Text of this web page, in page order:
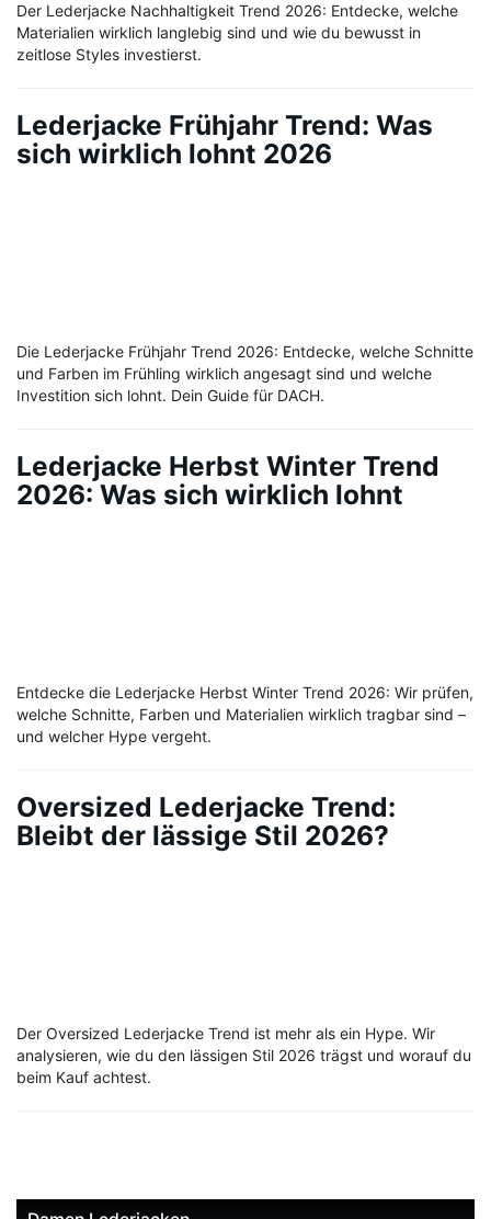
Der Lederjacke Nachhaltigkeit Trend 2026: Entdecke, welche
Materialien wirklich langlebig sind und wie du bewusst in
zeitlose Styles investierst.
Lederjacke Frühjahr Trend: Was
sich wirklich lohnt 2026
Die Lederjacke Frühjahr Trend 2026: Entdecke, welche Schnitte
und Farben im Frühling wirklich angesagt sind und welche
Investition sich lohnt. Dein Guide für DACH.
Lederjacke Herbst Winter Trend
2026: Was sich wirklich lohnt
Entdecke die Lederjacke Herbst Winter Trend 2026: Wir prüfen,
welche Schnitte, Farben und Materialien wirklich tragbar sind –
und welcher Hype vergeht.
Oversized Lederjacke Trend:
Bleibt der lässige Stil 2026?
Der Oversized Lederjacke Trend ist mehr als ein Hype. Wir
analysieren, wie du den lässigen Stil 2026 trägst und worauf du
beim Kauf achtest.